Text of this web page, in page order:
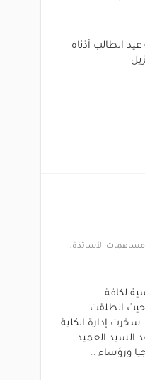
الطالب أذناه
مساهمات الأساتذة,
لكافة
انطلقت
سخرت إدارة الكلية
السيد العميد
ورؤساء …